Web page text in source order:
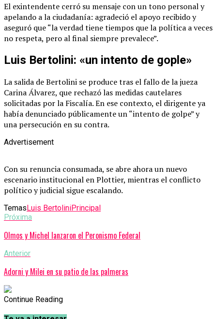
El exintendente cerró su mensaje con un tono personal y
apelando a la ciudadanía: agradeció el apoyo recibido y
aseguró que “la verdad tiene tiempos que la política a veces
no respeta, pero al final siempre prevalece”.
Luis Bertolini: «un intento de gople»
La salida de Bertolini se produce tras el fallo de la jueza
Carina Álvarez, que rechazó las medidas cautelares
solicitadas por la Fiscalía. En ese contexto, el dirigente ya
había denunciado públicamente un “intento de golpe” y
una persecución en su contra.
Advertisement
Con su renuncia consumada, se abre ahora un nuevo
escenario institucional en Plottier, mientras el conflicto
político y judicial sigue escalando.
TemasLuis BertoliniPrincipal
Próxima
Olmos y Michel lanzaron el Peronismo Federal
Anterior
Adorni y Milei en su patio de las palmeras
Continue Reading